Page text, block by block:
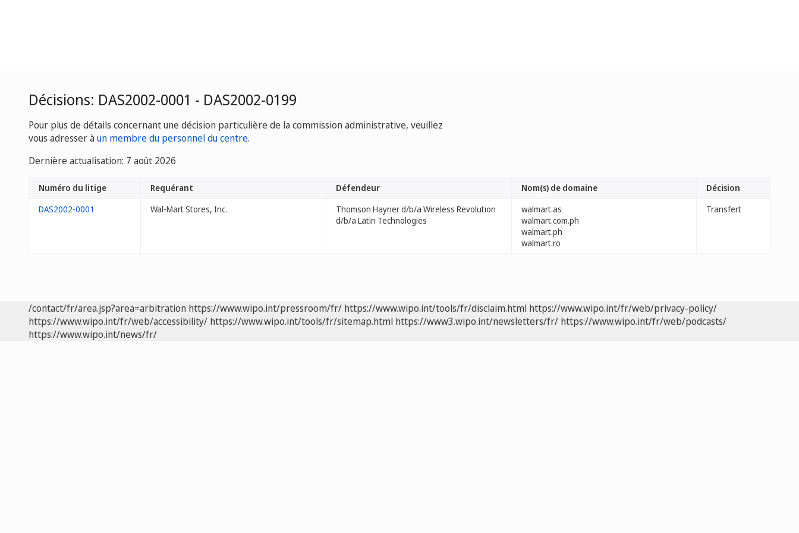
Décisions: DAS2002-0001 - DAS2002-0199
Pour plus de détails concernant une décision particulière de la commission administrative, veuillez
vous adresser àun membre du personnel du centre.
Dernière actualisation: 7 août 2026
Numéro du litige Requérant Défendeur Nom(s) de domaine
Décision
DAS2002-0001
Wal-Mart Stores, Inc.
Thomson Hayner d/b/a Wireless Revolution
d/b/a Latin Technologies
walmart.as
walmart.com.ph
walmart.ph
walmart.ro
Transfert
/contact/fr/area.jsp?area=arbitration https://www.wipo.int/pressroom/fr/ https://www.wipo.int/tools/fr/disclaim.html https://www.wipo.int/fr/web/privacy-policy/
https://www.wipo.int/fr/web/accessibility/ https://www.wipo.int/tools/fr/sitemap.html https://www3.wipo.int/newsletters/fr/ https://www.wipo.int/fr/web/podcasts/
https://www.wipo.int/news/fr/